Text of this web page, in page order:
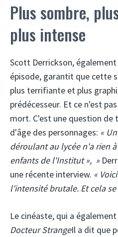
Plus sombre,
plus intense
Scott Derrickson,
épisode, garantit que cette
plus terrifiante et plus
prédécesseur. Et ce n'est
mort. C'est une question de
d'âge des personnages: «
déroulant au lycée n'a rien
enfants de l'Institut », »
une récente interview. «
l'intensité brutale. Et cela
Le cinéaste, qui a
Docteur StrangeIl a dit que